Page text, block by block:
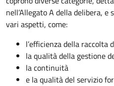
nell’Allegato A della delibera,
vari aspetti, come:
l’efficienza della raccolta
la qualità della gestione
la continuità
e la qualità del servizio